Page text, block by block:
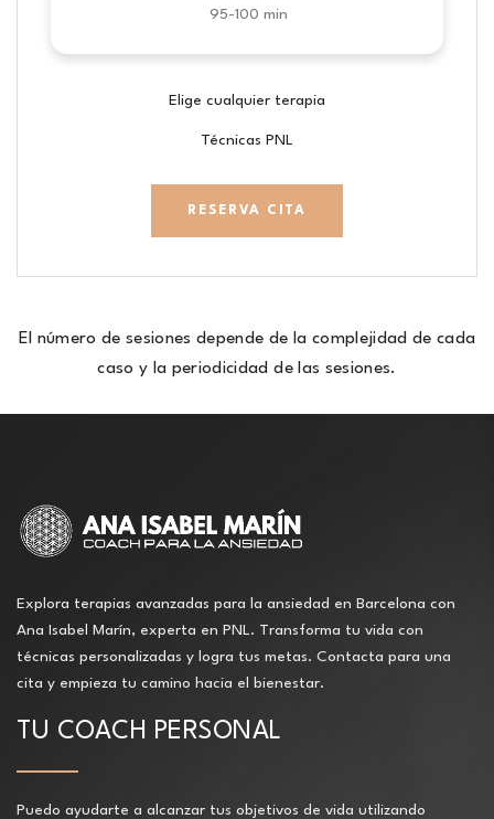
95-100 min
Elige cualquier terapia
Técnicas PNL
RESERVA CITA
El número de sesiones depende de la complejidad de cada
caso y la periodicidad de las sesiones.
Explora terapias avanzadas para la ansiedad en Barcelona con
Ana Isabel Marín, experta en PNL. Transforma tu vida con
técnicas personalizadas y logra tus metas. Contacta para una
cita y empieza tu camino hacia el bienestar.
TU COACH PERSONAL
Puedo ayudarte a alcanzar tus objetivos de vida utilizando